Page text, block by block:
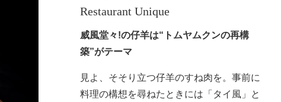
Restaurant Unique
威風堂々!の仔羊は“トムヤムクンの再構
築”がテーマ
見よ、そそり立つ仔羊のすね肉を。事前に
料理の構想を尋ねたときには「タイ風」と